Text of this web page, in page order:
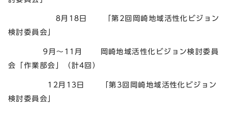
8月18日 「第2回岡崎地域活性化ビジョン
検討委員会」
9月～11月 岡崎地域活性化ビジョン検討委員
会「作業部会」（計4回）
12月13日 「第3回岡崎地域活性化ビジョン
検討委員会」